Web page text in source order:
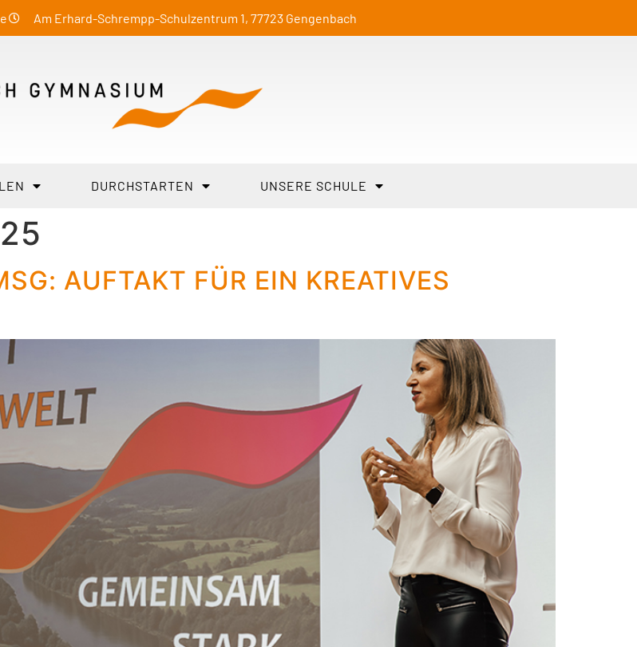
Am Erhard-Schrempp-Schulzentrum 1, 77723 Gengenbach
DURCHSTARTEN UNSERE SCHULE
AUFTAKT FÜR EIN KREATIVES